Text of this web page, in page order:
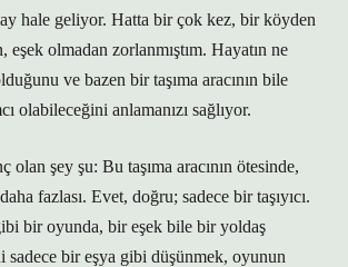
hale geliyor. Hatta bir çok kez, bir köyden
eşek olmadan zorlanmıştım. Hayatın ne
ve bazen bir taşıma aracının bile
olabileceğini anlamanızı sağlıyor.
olan şey şu: Bu taşıma aracının ötesinde,
fazlası. Evet, doğru; sadece bir taşıyıcı.
bir oyunda, bir eşek bile bir yoldaş
bir eşya gibi düşünmek, oyunun